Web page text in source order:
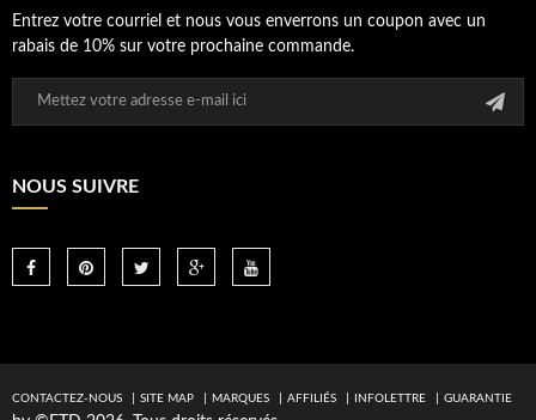
Entrez votre courriel et nous vous enverrons un coupon avec un
rabais de 10% sur votre prochaine commande.
NOUS SUIVRE
CONTACTEZ-NOUS SITE MAP MARQUES AFFILIÉS INFOLETTRE GUARANTIE